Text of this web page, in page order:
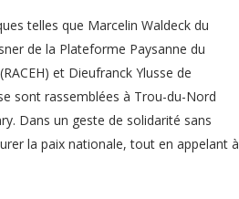
telles que Marcelin Waldeck du
de la Plateforme Paysanne du
et Dieufranck Ylusse de
sont rassemblées à Trou-du-Nord
Dans un geste de solidarité sans
la paix nationale, tout en appelant à